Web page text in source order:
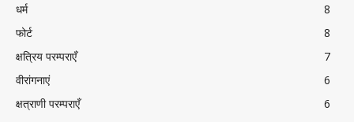
धर्म
8
फोर्ट
8
क्षत्रिय परम्पराएँ
7
वीरांगनाएं
6
क्षत्राणी परम्पराएँ
6